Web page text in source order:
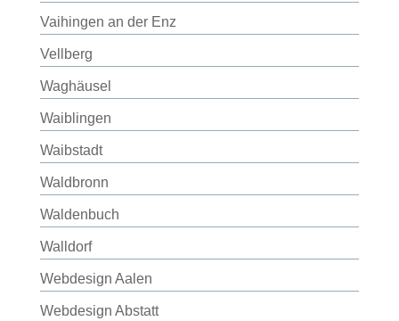
Vaihingen an der Enz
Vellberg
Waghäusel
Waiblingen
Waibstadt
Waldbronn
Waldenbuch
Walldorf
Webdesign Aalen
Webdesign Abstatt